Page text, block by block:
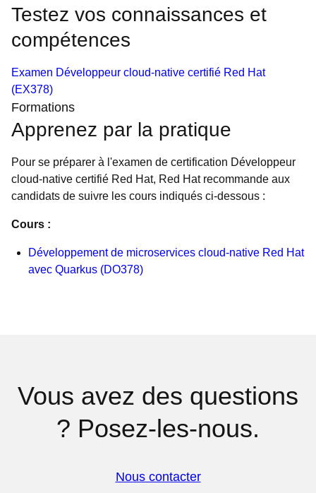
Testez vos connaissances et
compétences
Examen Développeur cloud-native certifié Red Hat
(EX378)
Formations
Apprenez par la pratique
Pour se préparer à l'examen de certification Développeur
cloud-native certifié Red Hat, Red Hat recommande aux
candidats de suivre les cours indiqués ci-dessous :
Cours :
Développement de microservices cloud-native Red Hat
avec Quarkus (DO378)
Vous avez des questions
? Posez-les-nous.
Nous contacter